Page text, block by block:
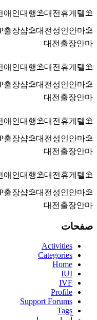
애인대행⛱️대전휴게텔⛱️
출장샵⛱️대전성인안마⛱️
대전출장안마
애인대행⛱️대전휴게텔⛱️
출장샵⛱️대전성인안마⛱️
대전출장안마
애인대행⛱️대전휴게텔⛱️
출장샵⛱️대전성인안마⛱️
대전출장안마
애인대행⛱️대전휴게텔⛱️
출장샵⛱️대전성인안마⛱️
대전출장안마
صفحات
Activities
Categories
Home
IUI
IVF
Profile
Support Forums
Tags